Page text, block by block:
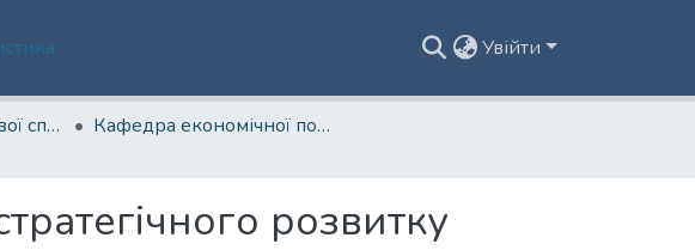
Увійти
Факультет податкової справи, обліку та аудиту
Кафедра економічної політики та сталого розвитку
розвитку